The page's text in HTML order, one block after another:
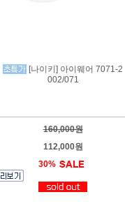
[나이키] 아이웨어 7071-2
002/071
160,000원
112,000원
30%